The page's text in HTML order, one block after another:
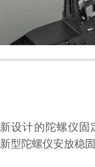
新设计的陀螺仪固
新型陀螺仪安放稳固